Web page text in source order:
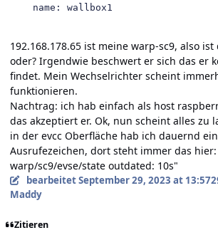
    name: wallbox1
192.168.178.65 ist meine warp-sc9, also
oder? Irgendwie beschwert er sich das er
findet. Mein Wechselrichter scheint
funktionieren.
Nachtrag: ich hab einfach als host
das akzeptiert er. Ok, nun scheint alles zu
in der evcc Oberfläche hab ich dauernd
Ausrufezeichen, dort steht immer das
warp/sc9/evse/state outdated: 10s"
bearbeitetSeptember 29, 2023 at 13:57
Maddy
Zitieren